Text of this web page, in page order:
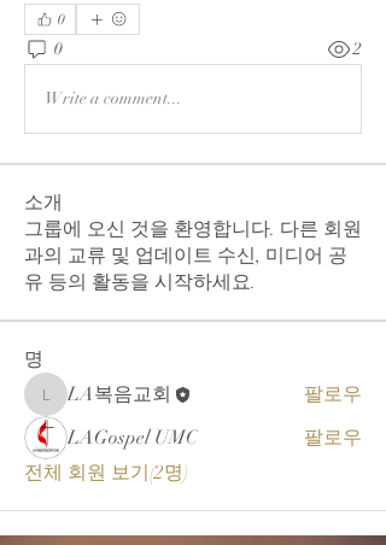
0
0 2
Write a comment...
소개
그룹에 오신 것을 환영합니다. 다른 회원
과의 교류 및 업데이트 수신, 미디어 공
유 등의 활동을 시작하세요.
명
LA복음교회
LA복음교회
팔로우
LAGospel UMC
팔로우
전체 회원 보기(2명)